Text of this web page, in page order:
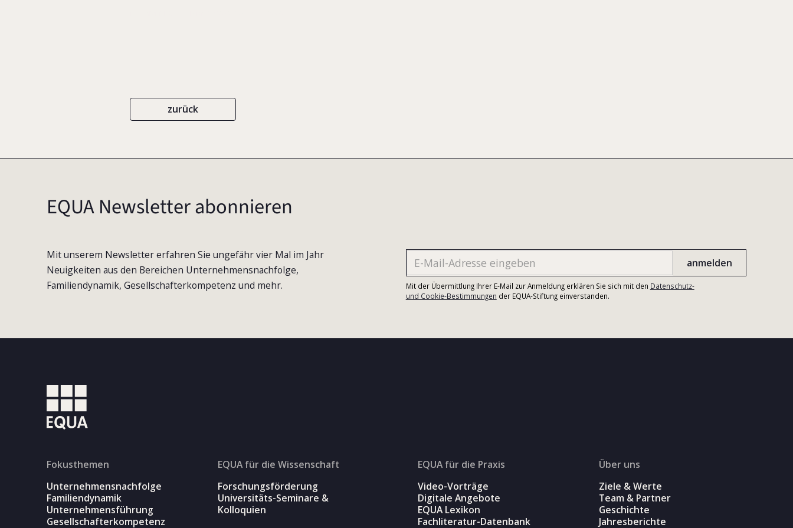
zurück
EQUA Newsletter abonnieren
Mit unserem Newsletter erfahren Sie ungefähr vier Mal im Jahr
Neuigkeiten aus den Bereichen Unternehmensnachfolge,
Familiendynamik, Gesellschafterkompetenz und mehr.
Mit der Übermittlung Ihrer E-Mail zur Anmeldung erklären Sie sich mit den Datenschutz-
und Cookie-Bestimmungen der EQUA-Stiftung einverstanden.
Fokusthemen
Unternehmensnachfolge
Familiendynamik
Unternehmensführung
Gesellschafterkompetenz
EQUA für die Wissenschaft
Forschungsförderung
Universitäts-Seminare &
Kolloquien
EQUA für die Praxis
Video-Vorträge
Digitale Angebote
EQUA Lexikon
Fachliteratur-Datenbank
Über uns
Ziele & Werte
Team & Partner
Geschichte
Jahresberichte